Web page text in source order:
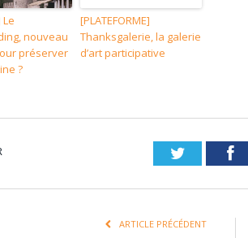
Le
nouveau
préserver
?
[PLATEFORME]
Thanksgalerie, la galerie
d’art participative
Twitter
ARTICLE PRÉCÉDENT